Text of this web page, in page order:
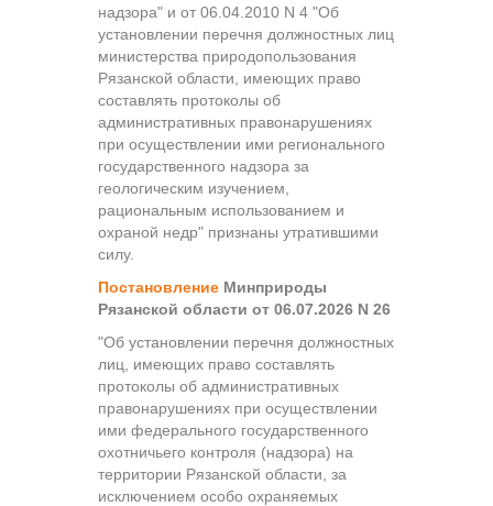
надзора" и от 06.04.2010 N 4 "Об
установлении перечня должностных лиц
министерства природопользования
Рязанской области, имеющих право
составлять протоколы об
административных правонарушениях
при осуществлении ими регионального
государственного надзора за
геологическим изучением,
рациональным использованием и
охраной недр" признаны утратившими
силу.
Постановление Минприроды
Рязанской области от 06.07.2026 N 26
"Об установлении перечня должностных
лиц, имеющих право составлять
протоколы об административных
правонарушениях при осуществлении
ими федерального государственного
охотничьего контроля (надзора) на
территории Рязанской области, за
исключением особо охраняемых